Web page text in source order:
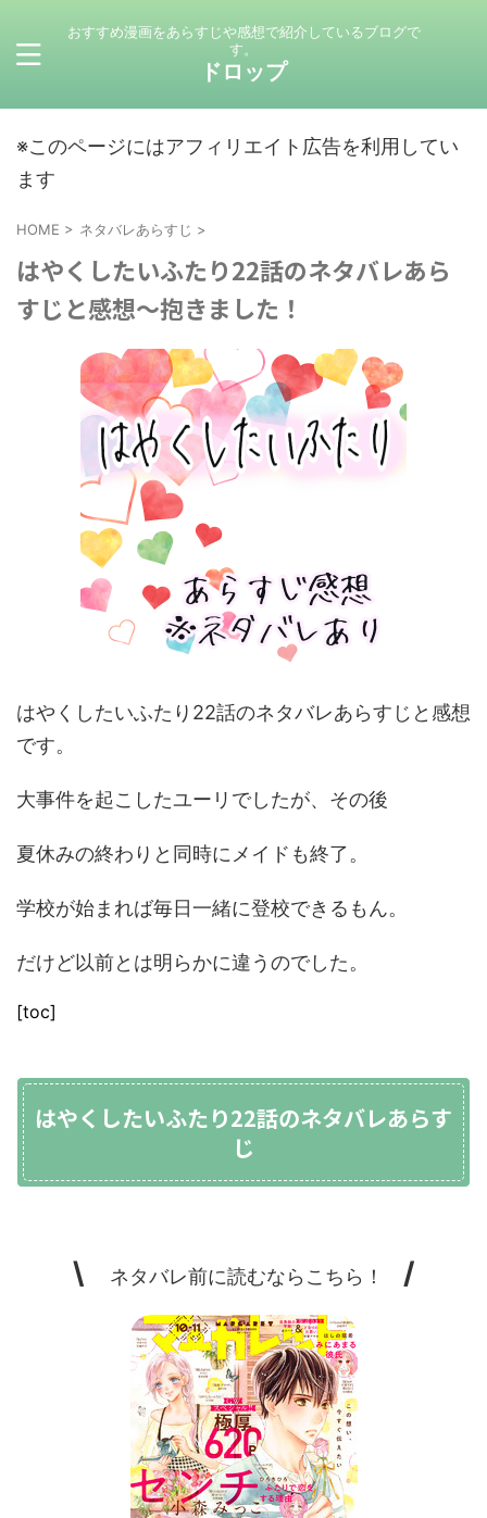
おすすめ漫画をあらすじや感想で紹介しているブログで
す。
ドロップ
※このページにはアフィリエイト広告を利用してい
ます
HOME > ネタバレあらすじ >
はやくしたいふたり22話のネタバレあら
すじと感想～抱きました！
はやくしたいふたり22話のネタバレあらすじと感想
です。
大事件を起こしたユーリでしたが、その後
夏休みの終わりと同時にメイドも終了。
学校が始まれば毎日一緒に登校できるもん。
だけど以前とは明らかに違うのでした。
[toc]
はやくしたいふたり22話のネタバレあらす
じ
\ ネタバレ前に読むならこちら！ /